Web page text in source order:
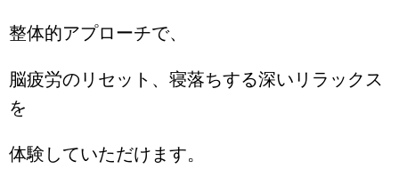
整体的アプローチで、
脳疲労のリセット、寝落ちする深いリラックス
を
体験していただけます。